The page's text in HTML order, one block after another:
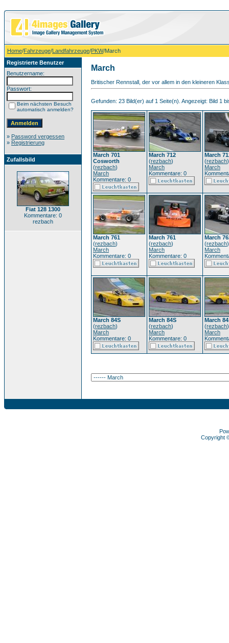
Home/Fahrzeuge/Landfahrzeuge/PKW/March
Registrierte Benutzer
Benutzername:
Passwort:
Beim nächsten Besuch
automatisch anmelden?
» Password vergessen
» Registrierung
Zufallsbild
Fiat 128 1300
Kommentare: 0
rezbach
March
Britischer Rennstall, der vor allem in den kleineren
Gefunden: 23 Bild(er) auf 1 Seite(n). Angezeigt: Bild 1
March 701
Cosworth
(rezbach)
March
Kommentare: 0
March 712
(rezbach)
March
Kommentare: 0
March
(rezbach)
March
March 761
(rezbach)
March
Kommentare: 0
March 761
(rezbach)
March
Kommentare: 0
March
(rezbach)
March
March 84S
(rezbach)
March
Kommentare: 0
March 84S
(rezbach)
March
Kommentare: 0
March
(rezbach)
March
Copyright